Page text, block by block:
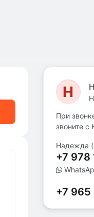
Н
При
звоните с
Надежда
+7 978
+7